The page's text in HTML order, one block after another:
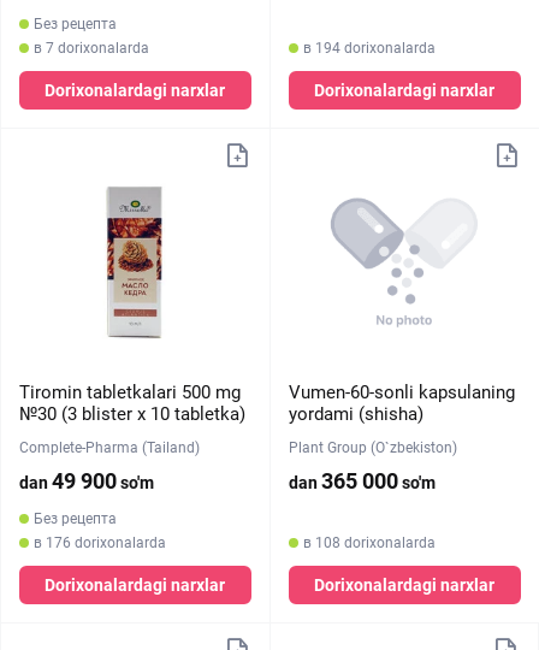
Без рецепта
в 7 dorixonalarda
Dorixonalardagi narxlar
в 194 dorixonalarda
Dorixonalardagi narxlar
Tiromin tabletkalari 500 mg
№30 (3 blister х 10 tabletka)
Complete-Pharma (Tailand)
dan49 900so'm
Без рецепта
в 176 dorixonalarda
Dorixonalardagi narxlar
Vumen-60-sonli kapsulaning
yordami (shisha)
Plant Group (O`zbekiston)
dan365 000so'm
в 108 dorixonalarda
Dorixonalardagi narxlar